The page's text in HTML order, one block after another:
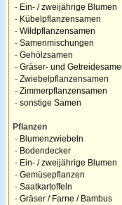
- Ein- / zweijährige Blumen
- Kübelpflanzensamen
- Wildpflanzensamen
- Samenmischungen
- Gehölzsamen
- Gräser- und
- Zwiebelpflanzensamen
- Zimmerpflanzensamen
- sonstige Samen
Pflanzen
- Blumenzwiebeln
- Bodendecker
- Ein- / zweijährige Blumen
- Gemüsepflanzen
- Saatkartoffeln
- Gräser / Farne / Bambus